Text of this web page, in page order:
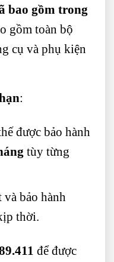
bao gồm trong
gồm toàn bộ
cụ và phụ kiện
:
được bảo hành
tùy từng
bảo hành
thời.
để được